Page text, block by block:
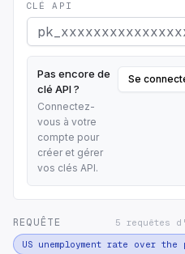
CLÉ API
Pas encore de
clé API ?
Connectez-
vous à votre
compte pour
créer et gérer
vos clés API.
Se
REQUÊTE 5 requêtes
US unemployment rate over